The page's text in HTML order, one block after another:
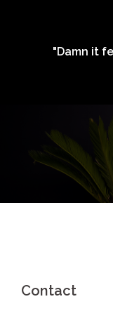
"Damn it
Contact